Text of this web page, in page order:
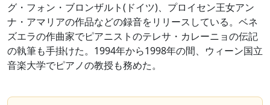
グ・フォン・ブロンザルト(ドイツ)、プロイセン王女アン
ナ・アマリアの作品などの録音をリリースしている。ベネ
ズエラの作曲家でピアニストのテレサ・カレーニョの伝記
の執筆も手掛けた。1994年から1998年の間、ウィーン国立
音楽大学でピアノの教授も務めた。